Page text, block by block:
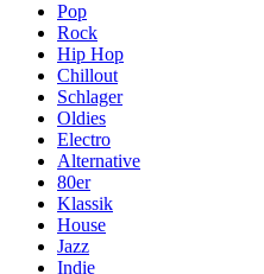
Pop
Rock
Hip Hop
Chillout
Schlager
Oldies
Electro
Alternative
80er
Klassik
House
Jazz
Indie